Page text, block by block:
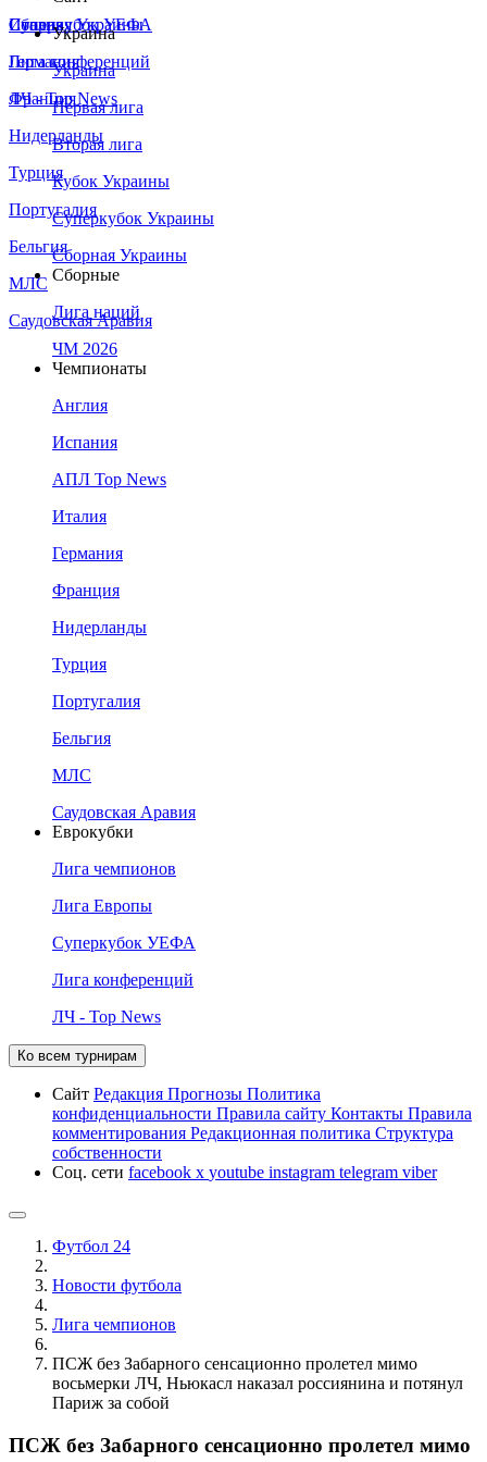
Сборная Украины
Италия
Германия
Франция
Нидерланды
Турция
Португалия
Бельгия
МЛС
Саудовская Аравия
Суперкубок УЕФА
Лига конференций
ЛЧ - Top News
Украина
Украина
Первая лига
Вторая лига
Кубок Украины
Суперкубок Украины
Сборная Украины
Сборные
Лига наций
ЧМ 2026
Чемпионаты
Англия
Испания
АПЛ Top News
Италия
Германия
Франция
Нидерланды
Турция
Португалия
Бельгия
МЛС
Саудовская Аравия
Еврокубки
Лига чемпионов
Лига Европы
Суперкубок УЕФА
Лига конференций
ЛЧ - Top News
Ко всем турнирам
Сайт Редакция Прогнозы Политика
конфиденциальности Правила сайту Контакты Правила
комментирования Редакционная политика Структура
собственности
Соц. сети facebook x youtube instagram telegram viber
Футбол 24
Новости футбола
Лига чемпионов
ПСЖ без Забарного сенсационно пролетел мимо
восьмерки ЛЧ, Ньюкасл наказал россиянина и потянул
Париж за собой
ПСЖ без Забарного сенсационно пролетел мимо